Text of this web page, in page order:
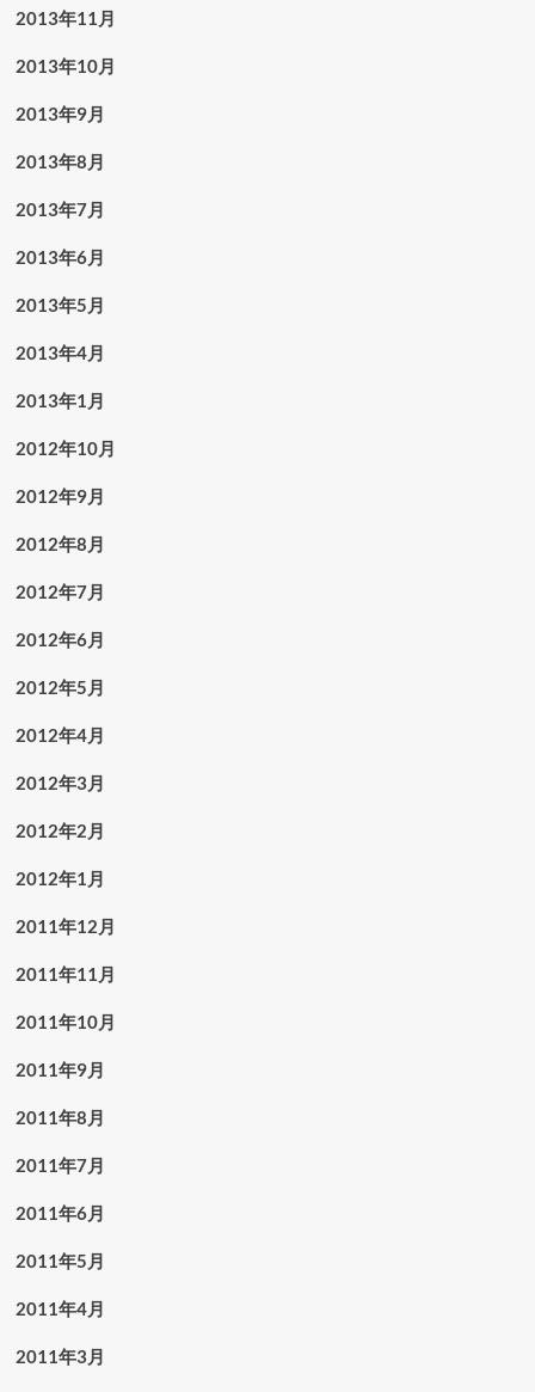
2013年11月
2013年10月
2013年9月
2013年8月
2013年7月
2013年6月
2013年5月
2013年4月
2013年1月
2012年10月
2012年9月
2012年8月
2012年7月
2012年6月
2012年5月
2012年4月
2012年3月
2012年2月
2012年1月
2011年12月
2011年11月
2011年10月
2011年9月
2011年8月
2011年7月
2011年6月
2011年5月
2011年4月
2011年3月